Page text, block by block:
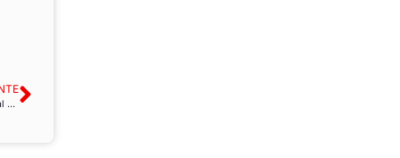
FAC-USO celebra la aprobación de la carrera profesional horizontal para el personal del Sector Público Instrumental de Baleares